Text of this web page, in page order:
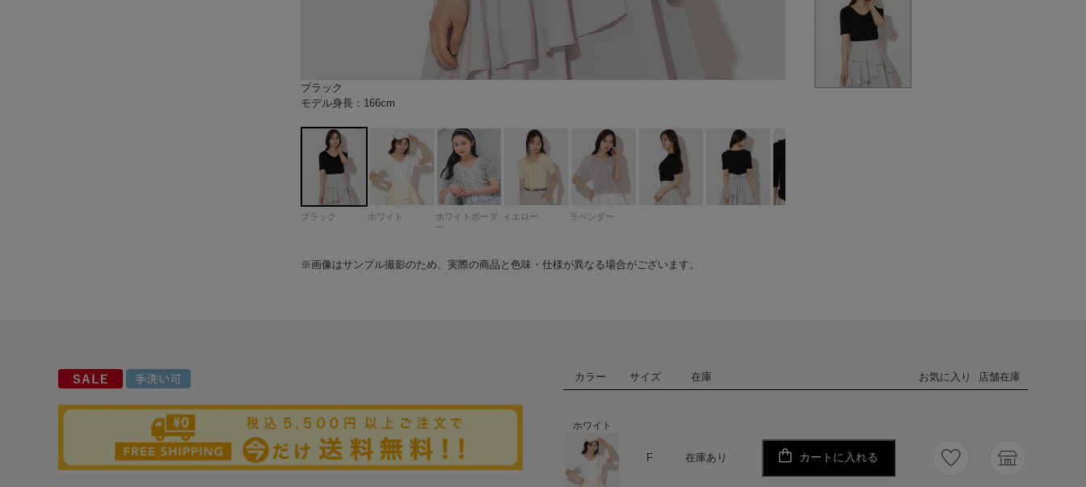
ブラック
モデル身長：166cm
ホワイト
モデル身長：166cm
ホワイトボーダー
モデル身長：165cm
イエロー
モデル身長：166cm
ラベンダー
モデル身長：166cm
モデル身長：166cm
モデル身長：166cm
モデル身長：166cm
モデル身長：166cm
モデル身長：166cm
モデル身長：166cm
モデル身長：166cm
モデル身長：165cm
モデル身長：165cm
モデル身長：165cm
モデル身長：165cm
モデル身長：165cm
モデル身長：166cm
モデル身長：166cm
モデル身長：166cm
モデル身長：166cm
モデル身長：166cm
モデル身長：166cm
ブラック ホワイト
ホワイトボーダ
ー
イエロー ラベンダー
※画像はサンプル撮影のため、実際の商品と色味・仕様が異なる場合がございます。
カラー サイズ 在庫 お気に入り 店舗在庫
ホワイト
F 在庫あり カートに入れる
ハート